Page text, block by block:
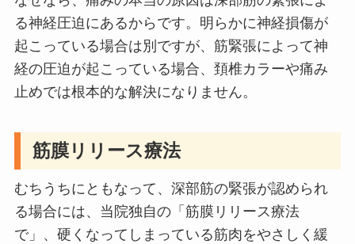
る神経圧迫にあるからです。明らかに神経損傷が
起こっている場合は別ですが、筋緊張によって神
経の圧迫が起こっている場合、頚椎カラーや痛み
止めでは根本的な解決になりません。
筋膜リリース療法
むちうちにともなって、深部筋の緊張が認められ
る場合には、当院独自の「筋膜リリース療法
で」、硬くなってしまっている筋肉をやさしく緩